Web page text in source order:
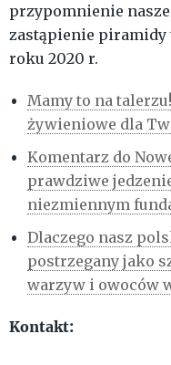
przypomnienie
zastąpienie
roku 2020 r.
Mamy to na
żywieniowe dla
Komentarz do
prawdziwe
niezmiennym
Dlaczego nasz
postrzegany jako
warzyw i owoców
Kontakt: